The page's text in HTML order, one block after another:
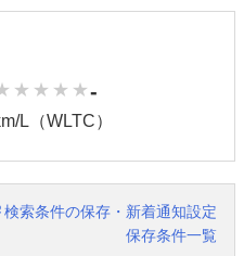
-
L（WLTC）
検索条件の保存・新着通知設定
保存条件一覧